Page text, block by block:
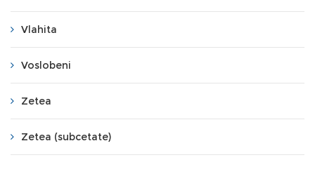
Vlahita
Voslobeni
Zetea
Zetea (subcetate)